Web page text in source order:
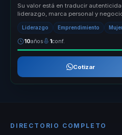
Su valor está en traducir
liderazgo, marca personal y
inspiración...
Liderazgo Emprendimiento
10años 1conf.
Cotizar
DIRECTORIO COMPLETO